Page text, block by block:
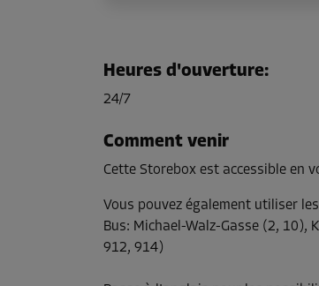
Compartiment 51
Volume: 8,7 m³
Long:2,28m Larg:1,2m Haut:
Compartiment 72
Surface: 2,6 m²
Volume: 8,1 m³
Heures d'ouverture:
24/7
Comment venir
Cette Storebox est accessible en
Vous pouvez également utiliser
Bus: Michael-Walz-Gasse (2, 10),
912, 914)